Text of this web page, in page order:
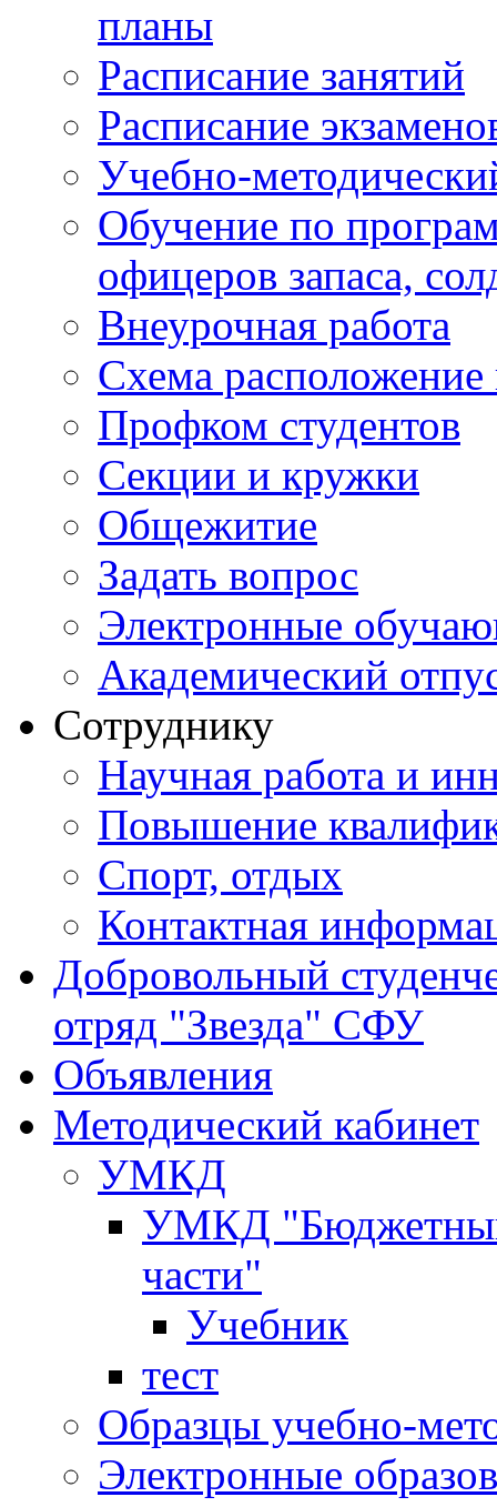
планы
Расписание занятий
Расписание
Учебно-
Обучение по
офицеров запаса,
Внеурочная работа
Схема расположение
Профком студентов
Секции и кружки
Общежитие
Задать вопрос
Электронные
Академический
Сотруднику
Научная работа и
Повышение
Спорт, отдых
Контактная
Добровольный
отряд "Звезда" СФУ
Объявления
Методический кабинет
УМКД
УМКД "Бюджетный
части"
Учебник
тест
Образцы учебно-
Электронные